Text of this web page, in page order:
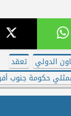
الدولي
تعقد
حكومة جنوب